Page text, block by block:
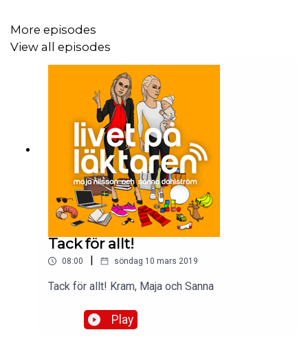
More episodes
View all episodes
Tack för allt!
08:00 söndag 10 mars 2019
Tack för allt! Kram, Maja och Sanna
Play